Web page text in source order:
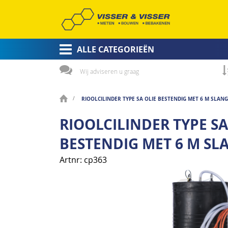
ALLE CATEGORIEËN
Wij adviseren u graag
RIOOLCILINDER TYPE SA OLIE BESTENDIG MET 6 M
RIOOLCILINDER TYPE
BESTENDIG MET 6 M
Artnr cp363